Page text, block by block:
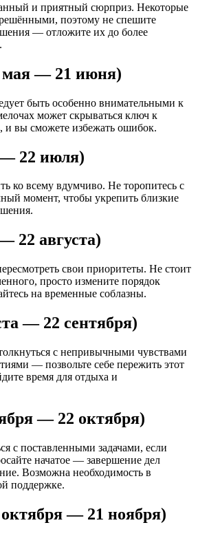
и приятный сюрприз. Некоторые
поэтому не спешите
— отложите их до более
мая — 21 июня)
быть особенно внимательными к
может скрываться ключ к
и вы сможете избежать ошибок.
22 июля)
ко всему вдумчиво. Не торопитесь с
момент, чтобы укрепить близкие
22 августа)
свои приоритеты. Не стоит
просто измените порядок
на временные соблазны.
— 22 сентября)
с непривычными чувствами
— позвольте себе пережить этот
время для отдыха и
— 22 октября)
с поставленными задачами, если
начатое — завершение дел
Возможна необходимость в
поддержке.
— 21 ноября)